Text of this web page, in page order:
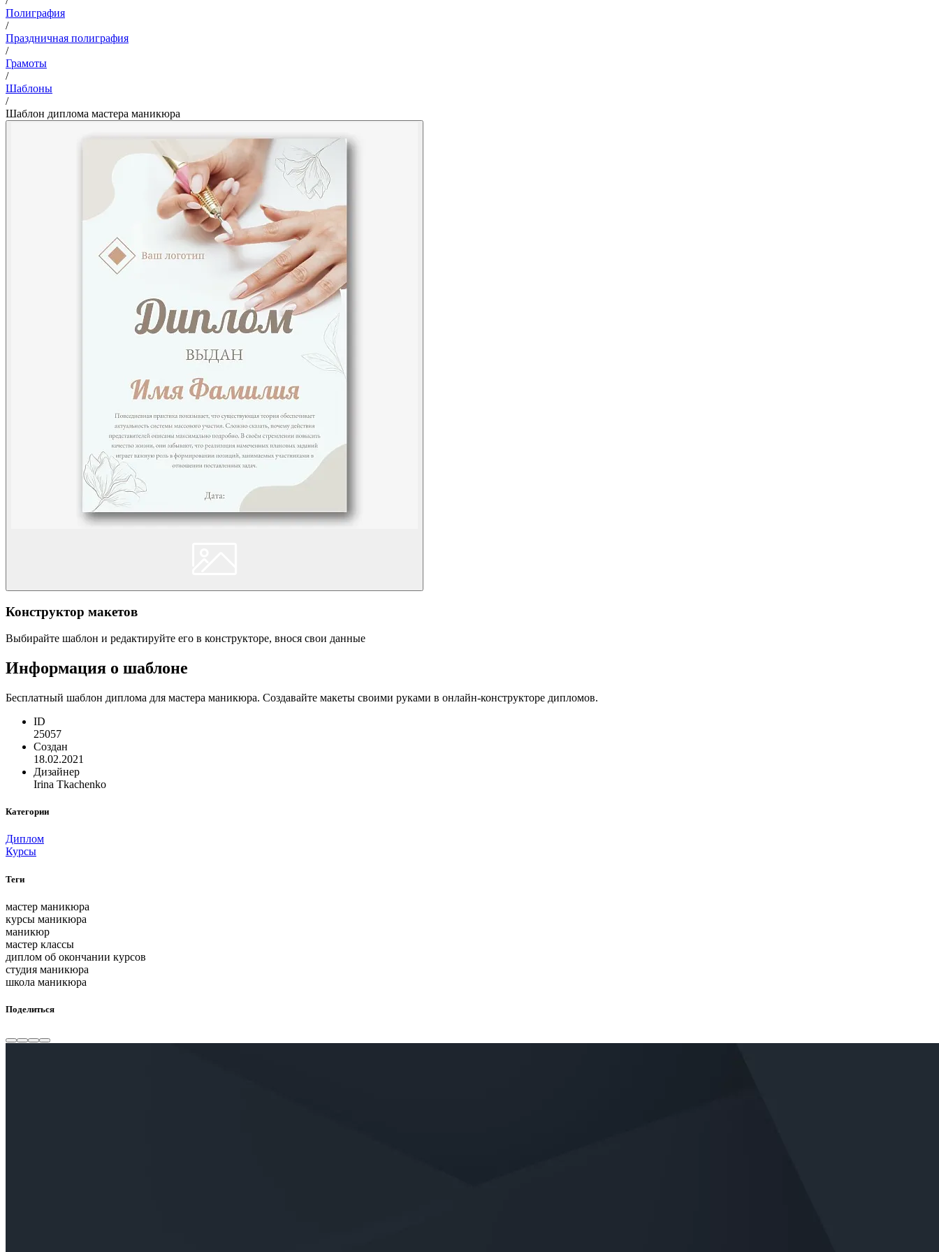
Полиграфия
/
Праздничная полиграфия
/
Грамоты
/
Шаблоны
/
Шаблон диплома мастера маникюра
Конструктор макетов
Выбирайте шаблон и редактируйте его в конструкторе, внося свои данные
Информация о шаблоне
Бесплатный шаблон диплома для мастера маникюра. Создавайте макеты своими руками в онлайн-конструкторе дипломов.
ID
25057
Создан
18.02.2021
Дизайнер
Irina Tkachenko
Категории
Диплом
Курсы
Теги
мастер маникюра
курсы маникюра
маникюр
мастер классы
диплом об окончании курсов
студия маникюра
школа маникюра
Поделиться